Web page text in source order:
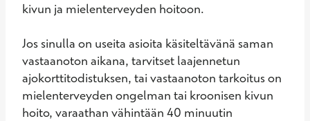
kivun ja mielenterveyden hoitoon.
Jos sinulla on useita asioita käsiteltävänä saman
vastaanoton aikana, tarvitset laajennetun
ajokorttitodistuksen, tai vastaanoton tarkoitus on
mielenterveyden ongelman tai kroonisen kivun
hoito, varaathan vähintään 40 minuutin